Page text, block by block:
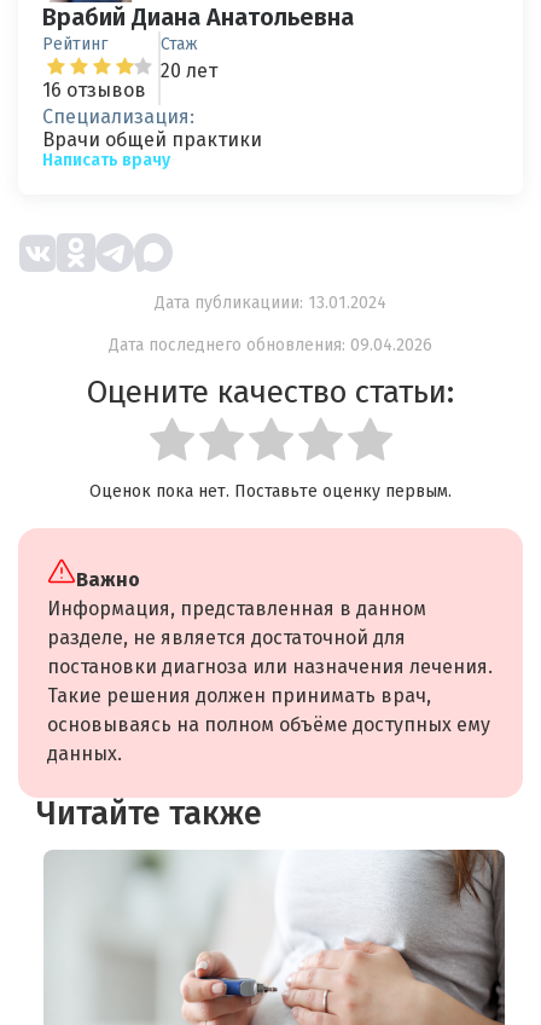
Врабий Диана Анатольевна
Рейтинг
16 отзывов
Стаж
20 лет
Специализация:
Врачи общей практики
Написать врачу
Дата публикациии: 13.01.2024
Дата последнего обновления: 09.04.2026
Оцените качество статьи:
Оценок пока нет. Поставьте оценку первым.
Важно
Информация, представленная в данном
разделе, не является достаточной для
постановки диагноза или назначения лечения.
Такие решения должен принимать врач,
основываясь на полном объёме доступных ему
данных.
Читайте также